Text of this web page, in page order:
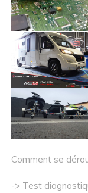
Comment se
-> Test